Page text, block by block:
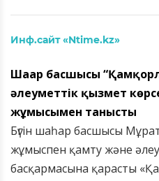
Инф.сайт «Ntime.kz»
Шаһар басшысы
әлеуметтік қызмет
жұмысымен танысты
Бүгін шаһар басшысы
жұмыспен қамту және
басқармасына қарасты